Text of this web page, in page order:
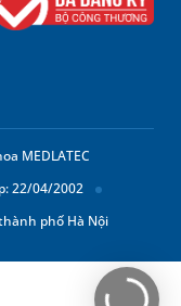
MEDLATEC
22/04/2002
phố Hà Nội